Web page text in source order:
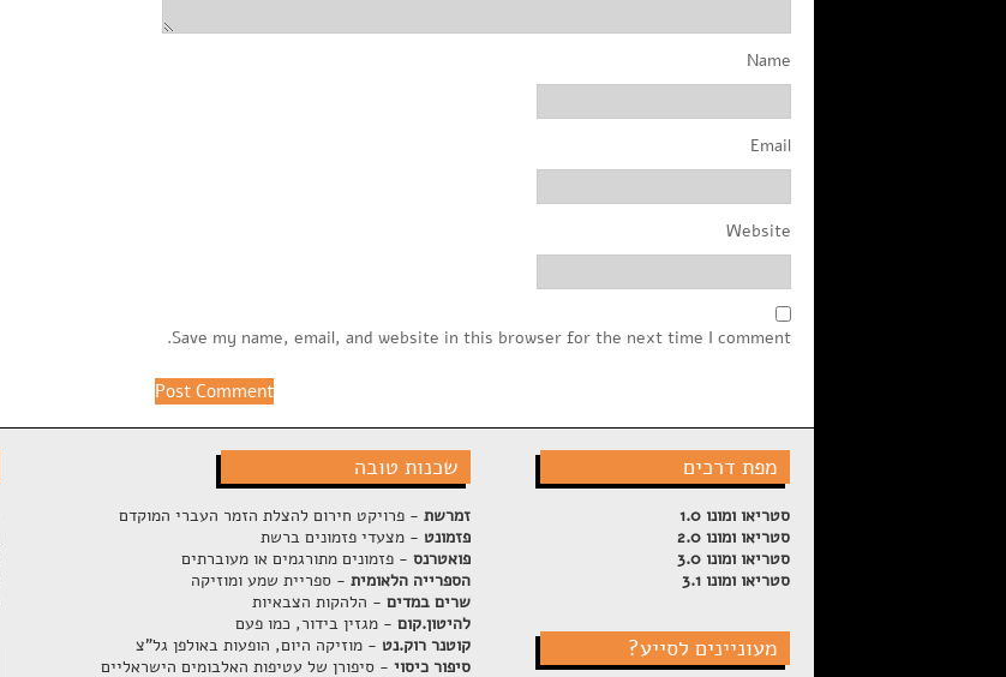
Name
Email
Website
Save my name, email, and website in this browser for the next time I comment.
מפת דרכים
סטריאו ומונו 1.0
סטריאו ומונו 2.0
סטריאו ומונו 3.0
סטריאו ומונו 3.1
מעוניינים לסייע?
שכנות טובה
זמרשת- פרויקט חירום להצלת הזמר העברי המוקדם
פזמונט - מצעדי פזמונים ברשת
פואטרנס- פזמונים מתורגמים או מעוברתים
הספרייה הלאומית- ספריית שמע ומוזיקה
שרים במדים- הלהקות הצבאיות
להיטון.קום- מגזין בידור, כמו פעם
קוטנר רוק.נט - מוזיקה היום, הופעות באולפן גל"צ
סיפור כיסוי- סיפורן של עטיפות האלבומים הישראליים